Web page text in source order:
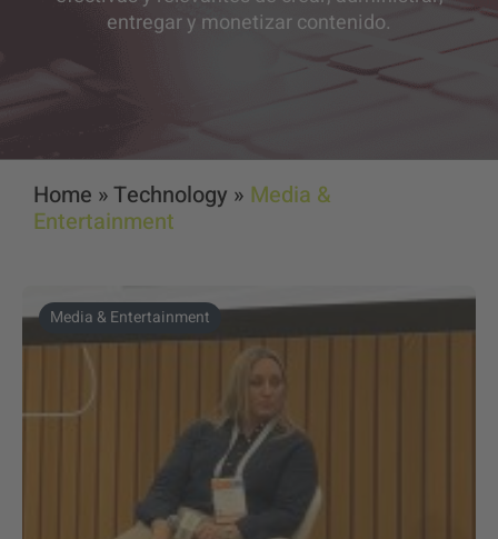
entregar y monetizar contenido.
Home »Technology » Media &
Entertainment
Media & Entertainment